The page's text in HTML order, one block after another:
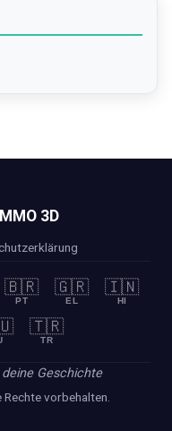
3D
🇧🇷
PT
🇬🇷
EL
🇮🇳
HI
🇹🇷
TR
Geschichte
vorbehalten.